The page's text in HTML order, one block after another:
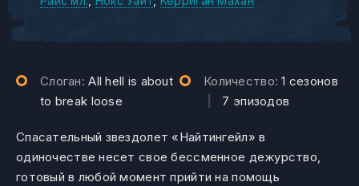
Слоган: All hell is about
to break loose
Количество:1 сезонов
7 эпизодов
Спасательный звездолет «Найтингейл» в
одиночестве несет свое бессменное дежурство,
готовый в любой момент прийти на помощь